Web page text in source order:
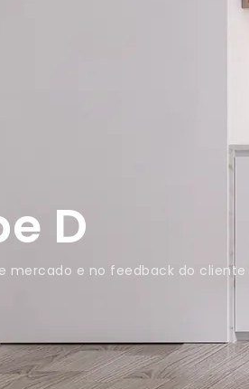
D
mercado e no feedback do